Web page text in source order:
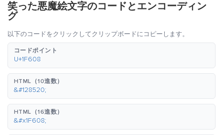
笑った悪魔絵文字のコードとエンコーディン
グ
以下のコードをクリックしてクリップボードにコピーします。
コードポイント
U+1F608
HTML（10進数）
&#128520;
HTML（16進数）
&#x1F608;